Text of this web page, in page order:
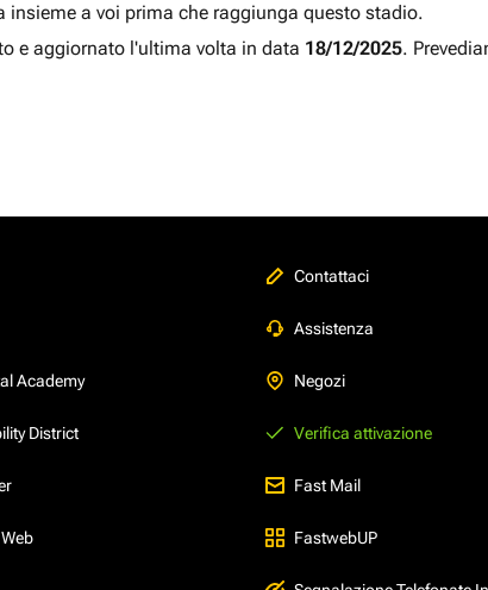
a voi prima che raggiunga questo stadio.
e aggiornato l'ultima volta in data 18/12/2025.
Academy
District
Contattaci
Assistenza
Negozi
Verifica attivazione
Fast Mail
FastwebUP